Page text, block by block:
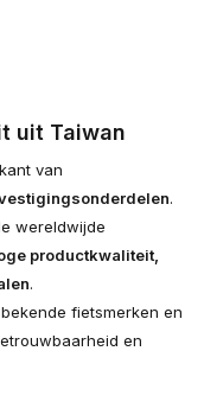
uit Taiwan
van
.
wereldwijde
productkwaliteit,
.
fietsmerken en
en